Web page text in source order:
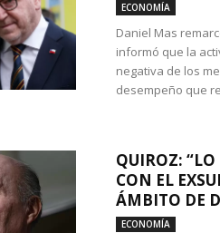
ECONOMÍA
Daniel Mas
informó que la
negativa de los
desempeño que
QUIROZ:
CON EL
ÁMBITO DE
ECONOMÍA